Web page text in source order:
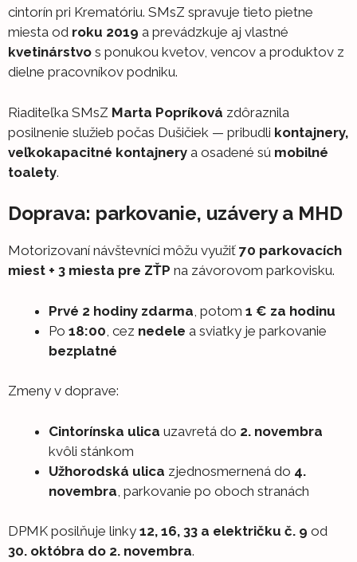
cintorín pri Krematóriu. SMsZ spravuje tieto pietne
miesta od roku 2019 a prevádzkuje aj vlastné
kvetinárstvo s ponukou kvetov, vencov a produktov z
dielne pracovníkov podniku.
Riaditeľka SMsZ Marta Popríková zdôraznila
posilnenie služieb počas Dušičiek — pribudli kontajnery,
veľkokapacitné kontajnery a osadené sú mobilné
toalety.
Doprava: parkovanie, uzávery a MHD
Motorizovaní návštevníci môžu využiť 70 parkovacích
miest + 3 miesta pre ZŤP na závorovom parkovisku.
Prvé 2 hodiny zdarma , potom 1 € za hodinu
Po 18:00 , cez nedele a sviatky je parkovanie
bezplatné
Zmeny v doprave:
Cintorínska ulica uzavretá do 2. novembra
kvôli stánkom
Užhorodská ulica zjednosmernená do 4.
novembra , parkovanie po oboch stranách
DPMK posilňuje linky 12, 16, 33 a električku č. 9 od
30. októbra do 2. novembra.